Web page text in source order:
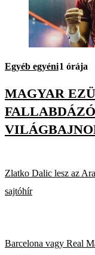
Egyéb egyéni1 órája
MAGYAR
Zlatko Dalic lesz az
sajtóhír
Barcelona vagy Real